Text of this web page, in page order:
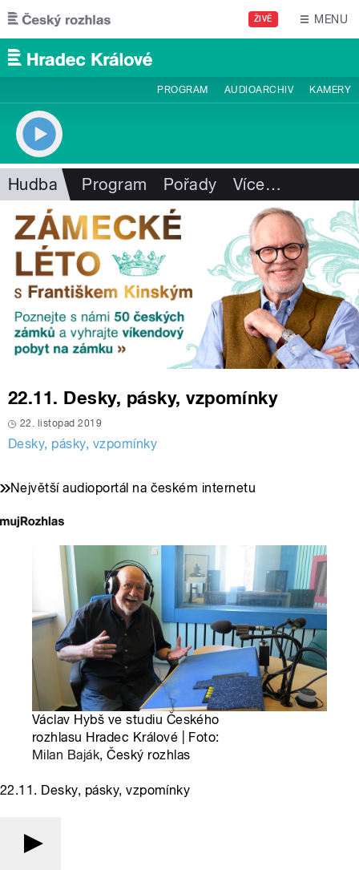
Přejít k hlavnímu obsahu
ŽIVĚ MENU
PROGRAM AUDIOARCHIV KAMERY
Hudba Program Pořady Více…
22.11. Desky, pásky, vzpomínky
22. listopad 2019
Desky, pásky, vzpomínky
Největší audioportál na českém internetu
Václav Hybš ve studiu Českého
rozhlasu Hradec Králové | Foto:
Milan Baják, Český rozhlas
22.11. Desky, pásky, vzpomínky